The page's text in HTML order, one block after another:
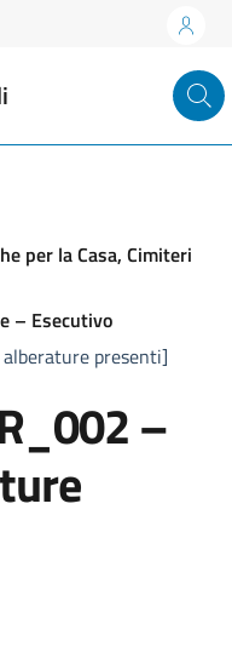
per la Casa, Cimiteri
– Esecutivo
presenti]
–